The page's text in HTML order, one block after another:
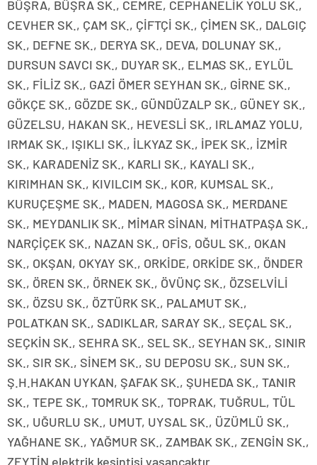
BÜŞRA, BÜŞRA SK., CEMRE, CEPHANELİK YOLU SK.,
CEVHER SK., ÇAM SK., ÇİFTÇİ SK., ÇİMEN SK., DALGIÇ
SK., DEFNE SK., DERYA SK., DEVA, DOLUNAY SK.,
DURSUN SAVCI SK., DUYAR SK., ELMAS SK., EYLÜL
SK., FİLİZ SK., GAZİ ÖMER SEYHAN SK., GİRNE SK.,
GÖKÇE SK., GÖZDE SK., GÜNDÜZALP SK., GÜNEY SK.,
GÜZELSU, HAKAN SK., HEVESLİ SK., IRLAMAZ YOLU,
IRMAK SK., IŞIKLI SK., İLKYAZ SK., İPEK SK., İZMİR
SK., KARADENİZ SK., KARLI SK., KAYALI SK.,
KIRIMHAN SK., KIVILCIM SK., KOR, KUMSAL SK.,
KURUÇEŞME SK., MADEN, MAGOSA SK., MERDANE
SK., MEYDANLIK SK., MİMAR SİNAN, MİTHATPAŞA SK.,
NARÇİÇEK SK., NAZAN SK., OFİS, OĞUL SK., OKAN
SK., OKŞAN, OKYAY SK., ORKİDE, ORKİDE SK., ÖNDER
SK., ÖREN SK., ÖRNEK SK., ÖVÜNÇ SK., ÖZSELVİLİ
SK., ÖZSU SK., ÖZTÜRK SK., PALAMUT SK.,
POLATKAN SK., SADIKLAR, SARAY SK., SEÇAL SK.,
SEÇKİN SK., SEHRA SK., SEL SK., SEYHAN SK., SINIR
SK., SIR SK., SİNEM SK., SU DEPOSU SK., SUN SK.,
Ş.H.HAKAN UYKAN, ŞAFAK SK., ŞUHEDA SK., TANIR
SK., TEPE SK., TOMRUK SK., TOPRAK, TUĞRUL, TÜL
SK., UĞURLU SK., UMUT, UYSAL SK., ÜZÜMLÜ SK.,
YAĞHANE SK., YAĞMUR SK., ZAMBAK SK., ZENGİN SK.,
ZEYTİN elektrik kesintisi yaşancaktır